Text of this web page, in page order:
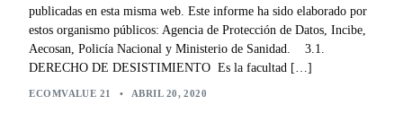
publicadas en esta misma web. Este informe ha sido elaborado por
estos organismo públicos: Agencia de Protección de Datos, Incibe,
Aecosan, Policía Nacional y Ministerio de Sanidad. 3.1.
DERECHO DE DESISTIMIENTO Es la facultad […]
ECOMVALUE 21 • ABRIL 20, 2020